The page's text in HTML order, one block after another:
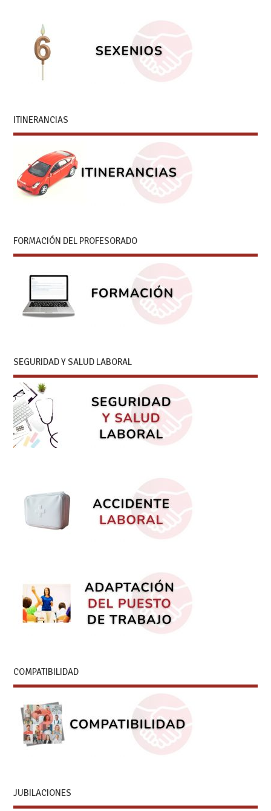
ITINERANCIAS
FORMACIÓN DEL PROFESORADO
SEGURIDAD Y SALUD LABORAL
COMPATIBILIDAD
JUBILACIONES